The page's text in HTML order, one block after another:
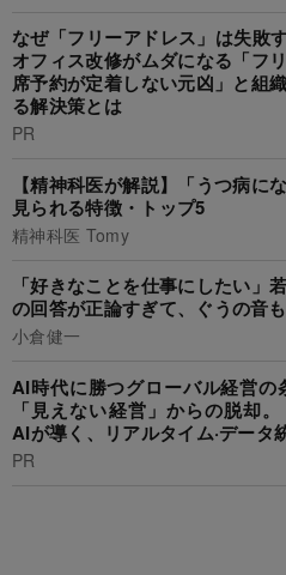
なぜ「フリーアドレス」は失敗
オフィス改修がムダになる「フ
席予約が定着しない元凶」と組
る解決策とは
PR
【精神科医が解説】「うつ病に
見られる特徴・トップ5
精神科医 Tomy
「好きなことを仕事にしたい」
の回答が正論すぎて、ぐうの音
小倉健一
AI時代に勝つグローバル経営の
「見えない経営」からの脱却
AIが導く、リアルタイム·データ
PR